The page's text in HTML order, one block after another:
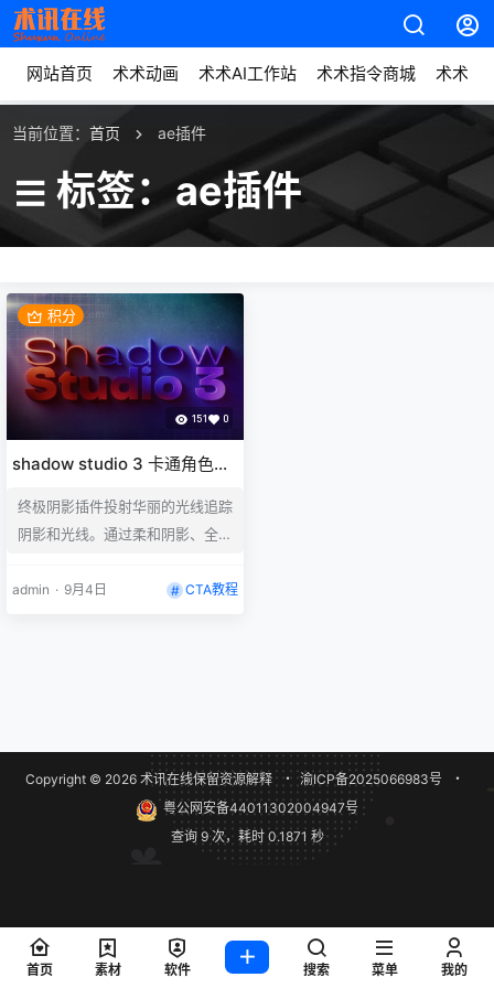
网站首页 术术动画 术术AI工作站 术术指令商城 术术动
当前位置： 首页 ae插件
标签：ae插件
积分
151 0
shadow studio 3 卡通角色灯
影CTA角色光影指定插件
终极阴影插件投射华丽的光线追踪
阴影和光线。通过柔和阴影、全局
计。众所周知，3D阴影的渲染速
使用教程。 很好用的一款插件，
目前支持版本：Win/Mac系统 AE
2025, 2024, 2023, 2022, 202…
admin · 9月4日 CTA教程
Copyright © 2026术讯在线保留资源解释 ・ 渝ICP备2025066983号
・
粤公网安备44011302004947号
查询 9 次，耗时 0.1871 秒
首页 素材 软件 搜索 菜单 我的